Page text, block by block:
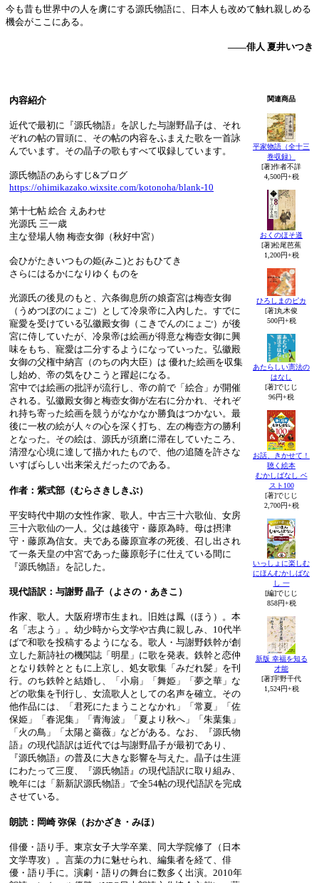
今も昔も世界中の人を虜にする源氏物語に、日本人も改めて触れ親しめる
機会がここにある。
――俳人 夏井いつき
内容紹介
近代で最初に『源氏物語』を訳した与謝野晶子は、それ
ぞれの帖の冒頭に、その帖の内容をふまえた歌を一首詠
んでいます。その晶子の歌もすべて収録しています。
源氏物語のあらすじ&ブログ
https://ohimikazako.wixsite.com/kotonoha/blank-10
第十七帖 絵合 えあわせ
光源氏 三一歳
主な登場人物 梅壺女御（秋好中宮）
会ひがたきいつもの姫(みこ)とおもひてき
さらにはるかになりゆくものを
光源氏の後見のもと、六条御息所の娘斎宮は梅壺女御
（うめつぼのにょご）として冷泉帝に入内した。すでに
寵愛を受けている弘徽殿女御（こきでんのにょご）が後
宮に侍していたが、冷泉帝は絵画が得意な梅壺女御に興
味をもち、寵愛は二分するようになっていった。弘徽殿
女御の父権中納言（のちの内大臣）は 優れた絵画を収集
し始め、帝の気をひこうと躍起になる。
宮中では絵画の批評が流行し、帝の前で「絵合」が開催
される。弘徽殿女御と梅壺女御が左右に分かれ、それぞ
れ持ち寄った絵画を競うがなかなか勝負はつかない。最
後に一枚の絵が人々の心を深く打ち、左の梅壺方の勝利
となった。その絵は、源氏が須磨に滞在していたころ、
清澄な心境に達して描かれたもので、他の追随を許さな
いすばらしい出来栄えだったのである。
作者：紫式部（むらさきしきぶ）
平安時代中期の女性作家、歌人。中古三十六歌仙、女房
三十六歌仙の一人。父は越後守・藤原為時。母は摂津
守・藤原為信女。夫である藤原宣孝の死後、召し出され
て一条天皇の中宮であった藤原彰子に仕えている間に
『源氏物語』を記した。
現代語訳：与謝野 晶子（よさの・あきこ）
作家、歌人。大阪府堺市生まれ。旧姓は鳳（ほう）。本
名「志よう」。幼少時から文学や古典に親しみ、10代半
ばで和歌を投稿するようになる。歌人・与謝野鉄幹が創
立した新詩社の機関誌「明星」に歌を発表。鉄幹と恋仲
となり鉄幹とともに上京し、処女歌集「みだれ髪」を刊
行。のち鉄幹と結婚し、「小扇」「舞姫」「夢之華」な
どの歌集を刊行し、女流歌人としての名声を確立。その
他作品には、「君死にたまうことなかれ」「常夏」「佐
保姫」「春泥集」「青海波」「夏より秋へ」「朱葉集」
「火の鳥」「太陽と薔薇」などがある。なお、『源氏物
語』の現代語訳は近代では与謝野晶子が最初であり、
『源氏物語』の普及に大きな影響を与えた。晶子は生涯
にわたって三度、『源氏物語』の現代語訳に取り組み、
晩年には「新新訳源氏物語」で全54帖の現代語訳を完成
させている。
朗読：岡崎 弥保（おかざき・みほ）
俳優・語り手。東京女子大学卒業、同大学院修了（日本
文学専攻）。言葉の力に魅せられ、編集者を経て、俳
優・語り手に。演劇・語りの舞台に数多く出演。2010年
関連商品
平家物語（全十三
巻収録）
[著]作者不詳
4,500円+税
おくのほそ道
[著]松尾芭蕉
1,200円+税
ひろしまのピカ
[著]丸木俊
500円+税
あたらしい憲法の
はなし
[著]でじじ
96円+税
お話、きかせて！
聴く絵本
むかしばなし ベ
スト100
[著]でじじ
2,700円+税
いっしょに楽しむ
にほんむかしばな
し 一
[編]でじじ
858円+税
新版 幸福を知る
才能
[著]宇野千代
1,524円+税